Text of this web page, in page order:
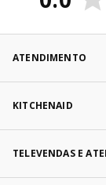
ATENDIMENTO
KITCHENAID
TELEVENDAS E